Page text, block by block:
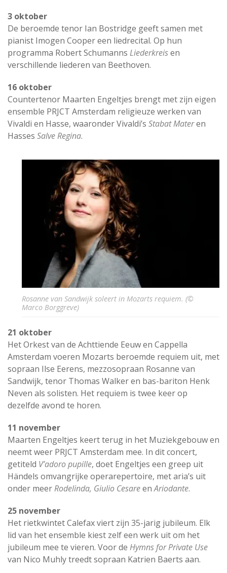
3 oktober
De beroemde tenor Ian Bostridge geeft samen met
pianist Imogen Cooper een liedrecital. Op hun
programma Robert Schumanns Liederkreisen
verschillende liederen van Beethoven.
16 oktober
Countertenor Maarten Engeltjes brengt met zijn eigen
ensemble PRJCT Amsterdam religieuze werken van
Vivaldi en Hasse, waaronder Vivaldi’s Stabat Materen
Hasses Salve Regina.
Rosanne van Sandwijk soleert in Mozarts requiem. (©
Marco Borggreve)
21 oktober
Het Orkest van de Achttiende Eeuw en Cappella
Amsterdam voeren Mozarts beroemde requiem uit, met
sopraan Ilse Eerens, mezzosopraan Rosanne van
Sandwijk, tenor Thomas Walker en bas-bariton Henk
Neven als solisten. Het requiem is twee keer op
dezelfde avond te horen.
11 november
Maarten Engeltjes keert terug in het Muziekgebouw en
neemt weer PRJCT Amsterdam mee. In dit concert,
getiteld V’adoro pupille, doet Engeltjes een greep uit
Händels omvangrijke operarepertoire, met aria’s uit
onder meerRodelinda, Giulio CesareenAriodante.
25 november
Het rietkwintet Calefax viert zijn 35-jarig jubileum. Elk
lid van het ensemble kiest zelf een werk uit om het
jubileum mee te vieren. Voor de Hymns for Private Use
van Nico Muhly treedt sopraan Katrien Baerts aan.